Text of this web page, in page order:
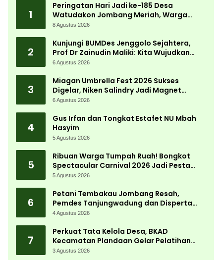
1
Peringatan Hari Jadi ke-185 Desa
Watudakon Jombang Meriah, Warga
Tumpek Blek Padati Karnaval Budaya
8 Agustus 2026
2
Kunjungi BUMDes Jenggolo Sejahtera,
Prof Dr Zainudin Maliki: Kita Wujudkan
Kemandirian Ekonomi dengan Potensi
6 Agustus 2026
3
Miagan Umbrella Fest 2026 Sukses
Digelar, Niken Salindry Jadi Magnet
Ribuan Pengunjung
6 Agustus 2026
4
Gus Irfan dan Tongkat Estafet NU Mbah
Hasyim
5 Agustus 2026
5
Ribuan Warga Tumpah Ruah! Bongkot
Spectacular Carnival 2026 Jadi Pesta
Kemerdekaan Terbesar di Peterongan
5 Agustus 2026
6
Petani Tembakau Jombang Resah,
Pemdes Tanjungwadung dan Disperta
Bergerak Cepat
4 Agustus 2026
7
Perkuat Tata Kelola Desa, BKAD
Kecamatan Plandaan Gelar Pelatihan
Aparatur Pemdes
3 Agustus 2026